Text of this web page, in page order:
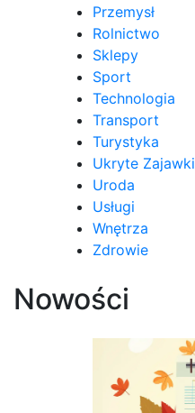
Przemysł
Rolnictwo
Sklepy
Sport
Technologia
Transport
Turystyka
Ukryte Zajawki
Uroda
Usługi
Wnętrza
Zdrowie
Nowości